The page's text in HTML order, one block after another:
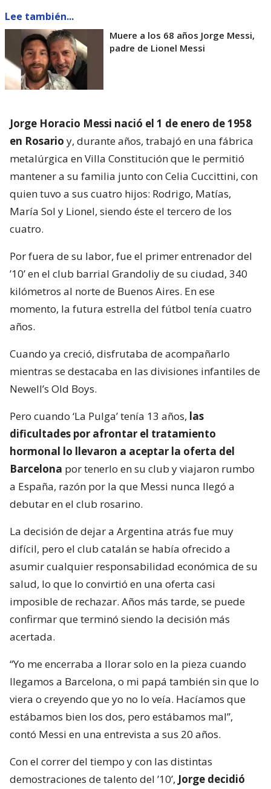
Lee también...
Muere a los 68 años Jorge Messi,
padre de Lionel Messi
Jorge Horacio Messi nació el 1 de enero de 1958
en Rosario y, durante años, trabajó en una fábrica
metalúrgica en Villa Constitución que le permitió
mantener a su familia junto con Celia Cuccittini, con
quien tuvo a sus cuatro hijos: Rodrigo, Matías,
María Sol y Lionel, siendo éste el tercero de los
cuatro.
Por fuera de su labor, fue el primer entrenador del
’10’ en el club barrial Grandoliy de su ciudad, 340
kilómetros al norte de Buenos Aires. En ese
momento, la futura estrella del fútbol tenía cuatro
años.
Cuando ya creció, disfrutaba de acompañarlo
mientras se destacaba en las divisiones infantiles de
Newell’s Old Boys.
Pero cuando ‘La Pulga’ tenía 13 años, las
dificultades por afrontar el tratamiento
hormonal lo llevaron a aceptar la oferta del
Barcelona por tenerlo en su club y viajaron rumbo
a España, razón por la que Messi nunca llegó a
debutar en el club rosarino.
La decisión de dejar a Argentina atrás fue muy
difícil, pero el club catalán se había ofrecido a
asumir cualquier responsabilidad económica de su
salud, lo que lo convirtió en una oferta casi
imposible de rechazar. Años más tarde, se puede
confirmar que terminó siendo la decisión más
acertada.
“Yo me encerraba a llorar solo en la pieza cuando
llegamos a Barcelona, o mi papá también sin que lo
viera o creyendo que yo no lo veía. Hacíamos que
estábamos bien los dos, pero estábamos mal”,
contó Messi en una entrevista a sus 20 años.
Con el correr del tiempo y con las distintas
demostraciones de talento del ’10’, Jorge decidió